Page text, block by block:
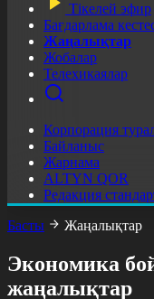
Тікелей эфир
Бағдарлама
Жаңалықтар
Жобалар
Телехикаялар
Корпорация
Байланыс
Жарнама
ALTYN QOR
Редакция
Басты
Жаңалықтар
Экономика
жаңалықтар